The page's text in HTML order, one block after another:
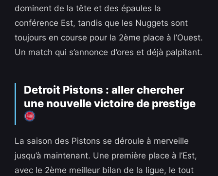
dominent de la tête et des épaules la
conférence Est, tandis que les Nuggets sont
toujours en course pour la 2ème place à l’Ouest.
Un match qui s’annonce d’ores et déjà palpitant.
Detroit Pistons : aller chercher
une nouvelle victoire de prestige
La saison des Pistons se déroule à merveille
jusqu’à maintenant. Une première place à l’Est,
avec le 2ème meilleur bilan de la ligue, le tout